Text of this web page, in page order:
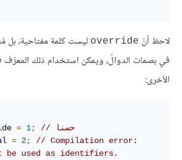
لاحظ أنّ ‎override‎ ليست كلمة مفتاحية، بل
في بصمات الدوالّ، ويمكن استخدام ذلك
الأخرى:
= 1;
// حسنا
= 2;
// Compilation error:
be used as identifiers.